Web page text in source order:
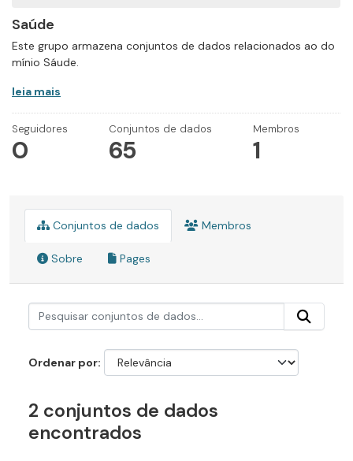
Saúde
Este grupo armazena conjuntos de dados relacionados ao do
mínio Sáude.
leia mais
Seguidores
0
Conjuntos de dados
65
Membros
1
Conjuntos de dados Membros
Sobre Pages
Ordenar por
2 conjuntos de dados
encontrados